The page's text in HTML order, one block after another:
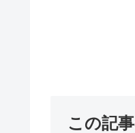
この記